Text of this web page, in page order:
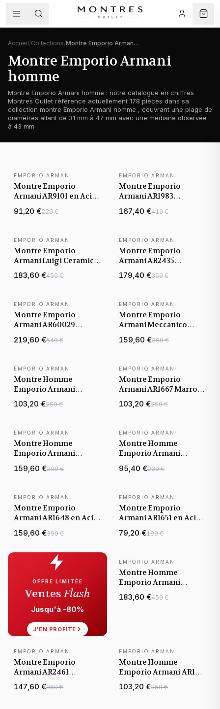
Accueil/Collections/ Montre Emporio Armani homme
Montre Emporio Armani
homme
Montre Emporio Armani homme : notre catalogue en chiffres
Montres Outlet référence actuellement 178 pièces dans sa
collection montre Emporio Armani homme , couvrant une plage de
diamètres allant de 31 mm à 47 mm avec une médiane observée
à 43 mm .
EMPORIO ARMANI
Montre Emporio
Armani AR9101 en Acier
Argenté et Cuir Marron
91,20 €229 €
EMPORIO ARMANI
Montre Emporio
Armani AR1983
Automatique à Cadran
Squelette et Bracelet
167,40 €419 €
BEST-SELLER
EMPORIO ARMANI
Montre Emporio
Armani Luigi Ceramica
AR1499 en céramique
blanche
183,60 €459 €
EMPORIO ARMANI
Montre Emporio
Armani AR2435
Chronographe Argenté
en Acier
179,40 €359 €
BEST-SELLER
EMPORIO ARMANI
Montre Emporio
Armani AR60029
Mécanique à Cadran
Squelette Bleu
219,60 €549 €
EMPORIO ARMANI
Montre Emporio
Armani Meccanico
AR60008 Bracelet cuir
noir
159,60 €399 €
EMPORIO ARMANI
Montre Homme
Emporio Armani
AR2464 Chronographe
Acier et Cuir
103,20 €259 €
EMPORIO ARMANI
Montre Emporio
Armani AR1667 Marron
Classic en Acier et Cuir
103,20 €259 €
EMPORIO ARMANI
Montre Homme
Emporio Armani
AR0390 bracelet maille
milanaise en acier
159,60 €399 €
EMPORIO ARMANI
Montre Homme
Emporio Armani
AR0397 Chronographe
en Acier et Cuir Noir
95,40 €239 €
EMPORIO ARMANI
Montre Emporio
Armani AR1648 en Acier
Profond
159,60 €399 €
EMPORIO ARMANI
Montre Emporio
Armani AR1651 en Acier
79,20 €199 €
OFFRE LIMITÉE
VentesFlash
Jusqu'à -80%
J'EN PROFITE
EMPORIO ARMANI
Montre Homme
Emporio Armani
AR2454 Chronographe
en Acier Gris
183,60 €459 €
EMPORIO ARMANI
Montre Emporio
Armani AR2461
Chronomètre à Bracelet
en Cuir Noir
147,60 €369 €
EMPORIO ARMANI
Montre Homme
Emporio Armani AR1613
Bracelet Cuir Noir
Cadran Noir
103,20 €259 €